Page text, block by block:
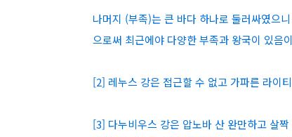
나머지 (부족)는 큰 바다 하나로 둘러싸였으
으로써 최근에야 다양한 부족과 왕국이 있음
[2] 레누스 강은 접근할 수 없고 가파른 라이
[3] 다누비우스 강은 압노바 산 완만하고 살